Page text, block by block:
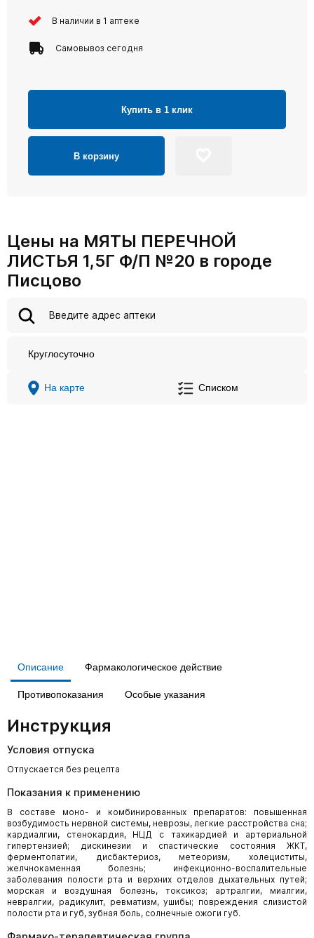
В наличии в 1 аптеке
Самовывоз сегодня
Купить в 1 клик
В корзину
Цены на МЯТЫ ПЕРЕЧНОЙ
ЛИСТЬЯ 1,5Г Ф/П №20 в городе
Писцово
Круглосуточно
На карте Списком
Описание Фармакологическое действие
Противопоказания Особые указания
Инструкция
Условия отпуска
Отпускается без рецепта
Показания к применению
В составе моно- и комбинированных препаратов: повышенная
возбудимость нервной системы, неврозы, легкие расстройства сна;
кардиалгии, стенокардия, НЦД с тахикардией и артериальной
гипертензией; дискинезии и спастические состояния ЖКТ,
ферментопатии, дисбактериоз, метеоризм, холециститы,
желчнокаменная болезнь; инфекционно-воспалительные
заболевания полости рта и верхних отделов дыхательных путей;
морская и воздушная болезнь, токсикоз; артралгии, миалгии,
невралгии, радикулит, ревматизм, ушибы; повреждения слизистой
полости рта и губ, зубная боль, солнечные ожоги губ.